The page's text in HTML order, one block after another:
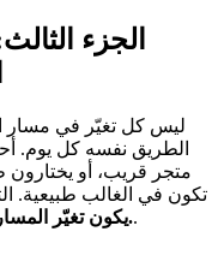
الجزء
ليس كل تغيّر في مسار
الطريق نفسه كل يوم.
متجر قريب، أو يختارون
تكون في الغالب طبيعية.
يكون تغيّر المسار غير مقلق، ومتى قد يشكّل إشارة تحذير..